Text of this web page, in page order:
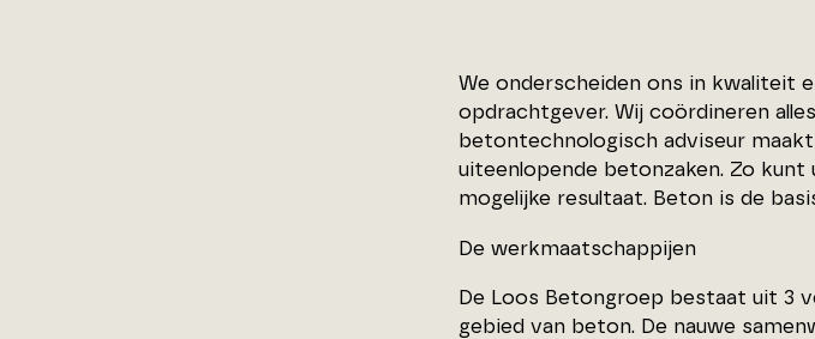
We onderscheiden ons in kwaliteit
opdrachtgever. Wij coördineren
betontechnologisch adviseur
uiteenlopende betonzaken. Zo
mogelijke resultaat. Beton is de
De werkmaatschappijen
De Loos Betongroep bestaat uit 3
gebied van beton. De nauwe